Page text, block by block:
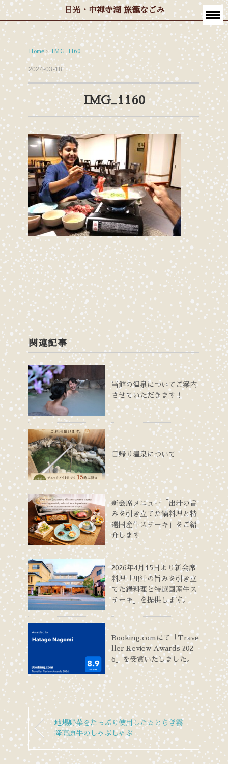
日光・中禅寺湖 旅籠なごみ
Home › IMG_1160
2024-03-18
IMG_1160
関連記事
当館の温泉についてご案内
させていただきます！
日帰り温泉について
新会席メニュー「出汁の旨
みを引き立てた鍋料理と特
選国産牛ステーキ」をご紹
介します
2026年4月15日より新会席
料理「出汁の旨みを引き立
てた鍋料理と特選国産牛ス
テーキ」を提供します。
Booking.comにて「Trave
ller Review Awards 202
6」を受賞いたしました。
地場野菜をたっぷり使用した☆とちぎ霧
降高原牛のしゃぶしゃぶ